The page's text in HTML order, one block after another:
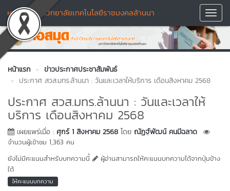
หอสมุด มหาวิทยาลัยเทคโนโลยีราชมงคลล้านนา
หน้าแรก
ข่าวประกาศประชาสัมพันธ์
ประกาศ สวส.มทร.ล้านนา : วันและเวลาให้บริการ เดือนสิงหาคม 2568
ประกาศ สวส.มทร.ล้านนา : วันและเวลาให้
บริการ เดือนสิงหาคม 2568
เผยแพร่เมื่อ : ศุกร์ 1 สิงหาคม 2568 โดย ณัฏฐ์พัฒน์ คนมีฉลาด
จำนวนผู้เข้าชม 1,363 คน
ยังไม่มีคะแนนสำหรับบทความนี้
ผู้อ่านสามารถให้คะแนนบทความได้จากปุ่มข้าง
ใต้
ให้คะแนนบทความ